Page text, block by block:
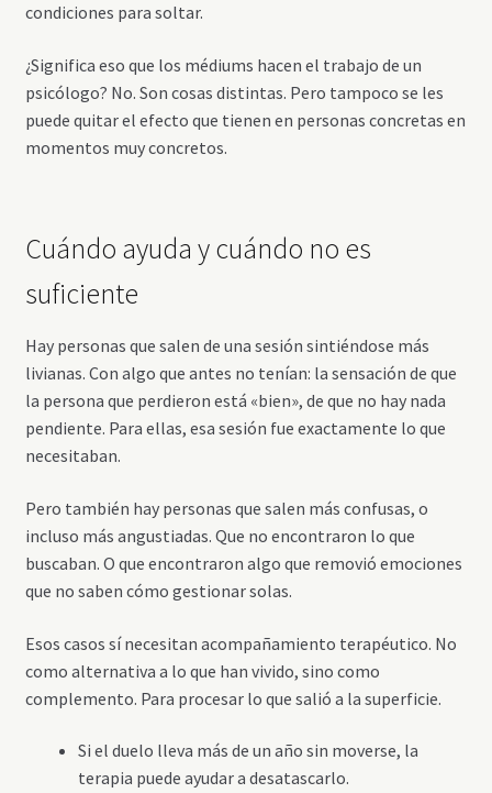
condiciones para soltar.
¿Significa eso que los médiums hacen el trabajo de un
psicólogo? No. Son cosas distintas. Pero tampoco se les
puede quitar el efecto que tienen en personas concretas en
momentos muy concretos.
Cuándo ayuda y cuándo no es
suficiente
Hay personas que salen de una sesión sintiéndose más
livianas. Con algo que antes no tenían: la sensación de que
la persona que perdieron está «bien», de que no hay nada
pendiente. Para ellas, esa sesión fue exactamente lo que
necesitaban.
Pero también hay personas que salen más confusas, o
incluso más angustiadas. Que no encontraron lo que
buscaban. O que encontraron algo que removió emociones
que no saben cómo gestionar solas.
Esos casos sí necesitan acompañamiento terapéutico. No
como alternativa a lo que han vivido, sino como
complemento. Para procesar lo que salió a la superficie.
Si el duelo lleva más de un año sin moverse, la
terapia puede ayudar a desatascarlo.